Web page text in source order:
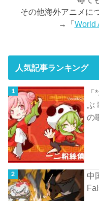
その他海外アニメに
→「World
人気記事ランキング
ぶ
の
中